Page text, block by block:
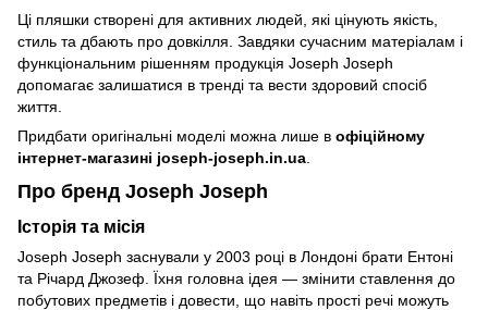
Ці пляшки створені для активних людей, які цінують якість,
стиль та дбають про довкілля. Завдяки сучасним матеріалам і
функціональним рішенням продукція Joseph Joseph
допомагає залишатися в тренді та вести здоровий спосіб
життя.
Придбати оригінальні моделі можна лише в офіційному
інтернет-магазині joseph-joseph.in.ua
Про бренд Joseph Joseph
Історія та місія
Joseph Joseph заснували у 2003 році в Лондоні брати Ентоні
та Річард Джозеф. Їхня головна ідея — змінити ставлення до
побутових предметів і довести, що навіть прості речі можуть